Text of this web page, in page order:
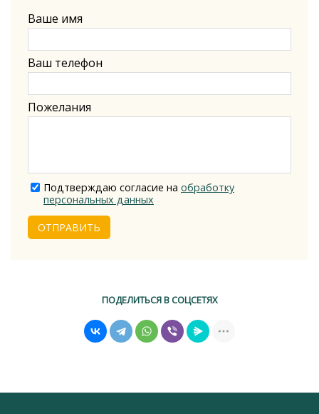
Ваше имя
Ваш телефон
Пожелания
Подтверждаю согласие на обработку
персональных данных
ОТПРАВИТЬ
ПОДЕЛИТЬСЯ В СОЦСЕТЯХ